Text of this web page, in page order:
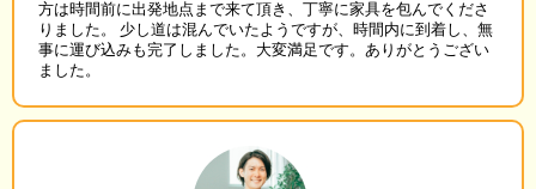
方は時間前に出発地点まで来て頂き、丁寧に家具を包んでくださ
りました。 少し道は混んでいたようですが、時間内に到着し、無
事に運び込みも完了しました。大変満足です。ありがとうござい
ました。